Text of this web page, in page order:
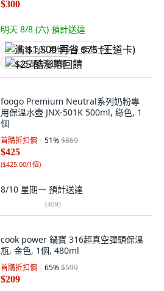
$300
明天 8/8 (六) 預計送達
满 $1,500 再省 $75 (王道卡)
$25 酷澎幣回饋
foogo Premium Neutral系列奶粉專
用保溫水壺 JNX-501K 500ml, 綠色, 1
個
首購折扣價 51%$869
$425
($425.00/1個)
8/10 星期一 預計送達
(409)
cook power 鍋寶 316超真空彈頭保溫
瓶, 金色, 1個, 480ml
首購折扣價 65%$599
$209